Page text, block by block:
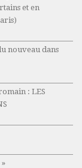
et en
nouveau dans
: LES